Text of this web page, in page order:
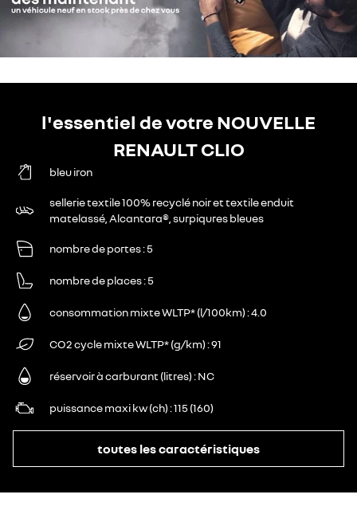
l'essentiel de votre NOUVELLE
RENAULT CLIO
bleu iron
sellerie textile 100% recyclé noir et textile enduit
matelassé, Alcantara®, surpiqures bleues
nombre de portes 5
nombre de places 5
consommation mixte WLTP* (l/100km) 4.0
CO2 cycle mixte WLTP* (g/km) 91
réservoir à carburant (litres) NC
puissance maxi kw (ch) 115 (160)
toutes les caractéristiques